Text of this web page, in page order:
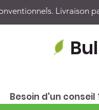
Livraison
Besoin d'un conseil